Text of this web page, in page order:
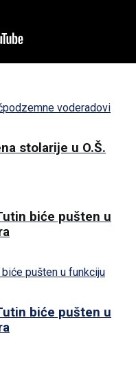
podzemne voderadovi
stolarije u O.Š.
biće pušten u
biće pušten u